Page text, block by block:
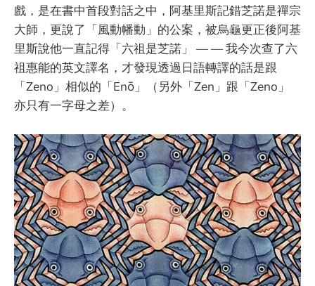
戲，是在書中首段對話之中，阿基里斯記錯芝諾是禪宗
大師，更說了「風動幡動」的公案，被烏龜更正後阿基
里斯說他一直記得「六祖是芝諾」 — — 我今次查了六
祖惠能的英文譯名，才發現透過日語轉譯的話是跟
「Zeno」相似的「Enō」（另外「Zen」跟「Zeno」
亦只有一字母之差）。